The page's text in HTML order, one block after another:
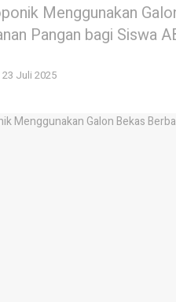
Menggunakan
Pangan bagi Siswa
23 Juli 2025